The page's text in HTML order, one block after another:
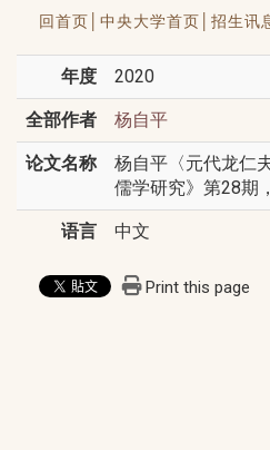
回首页│ 中央大学首页│ 招生讯
年度 2020
全部作者 杨自平
论文名称
杨自平〈元代龙仁
儒学研究》第28期
语言 中文
Print this page